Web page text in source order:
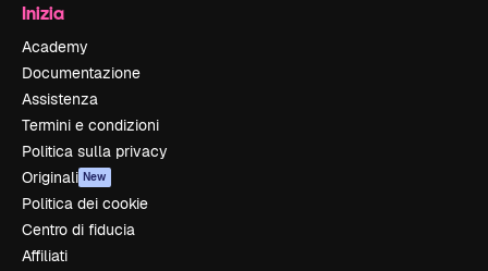
Inizia
Academy
Documentazione
Assistenza
Termini e condizioni
Politica sulla privacy
Originali New
Politica dei cookie
Centro di fiducia
Affiliati